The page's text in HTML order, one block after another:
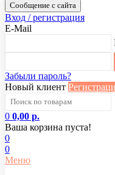
Сообщение с сайта
Вход / регистрация
E-Mail
Забыли пароль?
Новый клиент
0 0,00 р.
Ваша корзина пуста!
0
0
Меню